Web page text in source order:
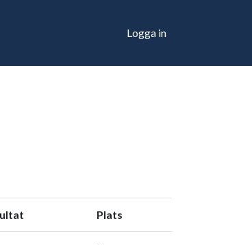
Logga in
Plats